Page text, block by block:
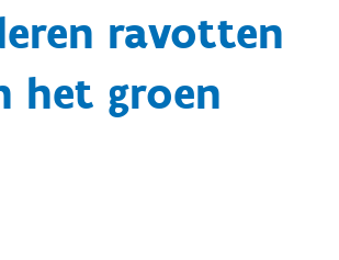
ravotten
het groen